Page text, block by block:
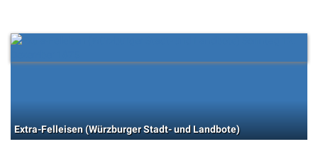
Extra-Felleisen (Würzburger Stadt- und Landbote)